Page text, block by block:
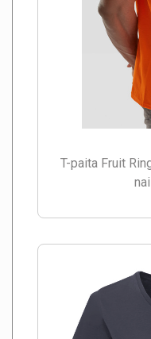
T-paita Fruit